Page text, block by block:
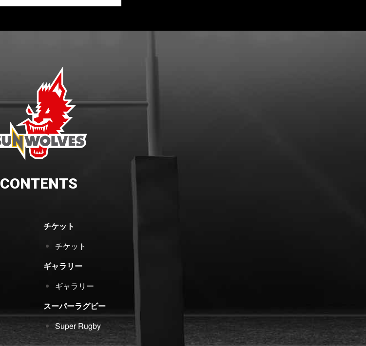
CONTENTS
チケット
チケット
ギャラリー
ギャラリー
スーパーラグビー
Super Rugby